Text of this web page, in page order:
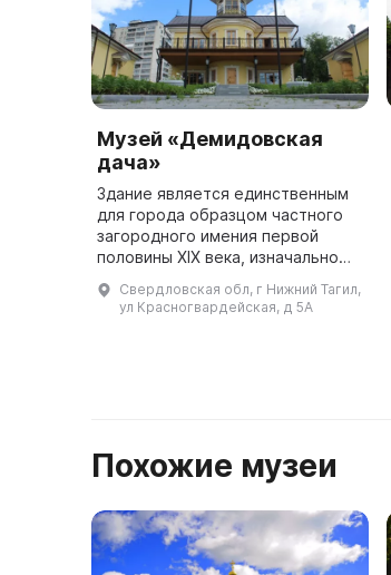
Музей «Демидовская
дача»
Здание является единственным
для города образцом частного
загородного имения первой
половины XIX века, изначально
классицизма с элементами
неоготики и дополненным после
Свердловская обл, г Нижний Тагил,
ул Красногвардейская, д 5А
Похожие музеи